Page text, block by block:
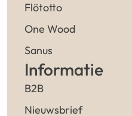
Flötotto
One Wood
Sanus
Informatie
B2B
Nieuwsbrief